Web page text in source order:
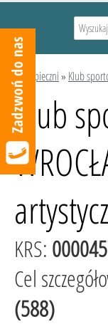
Podopieczni» Klub
Klub
KRS:
Cel
(588)